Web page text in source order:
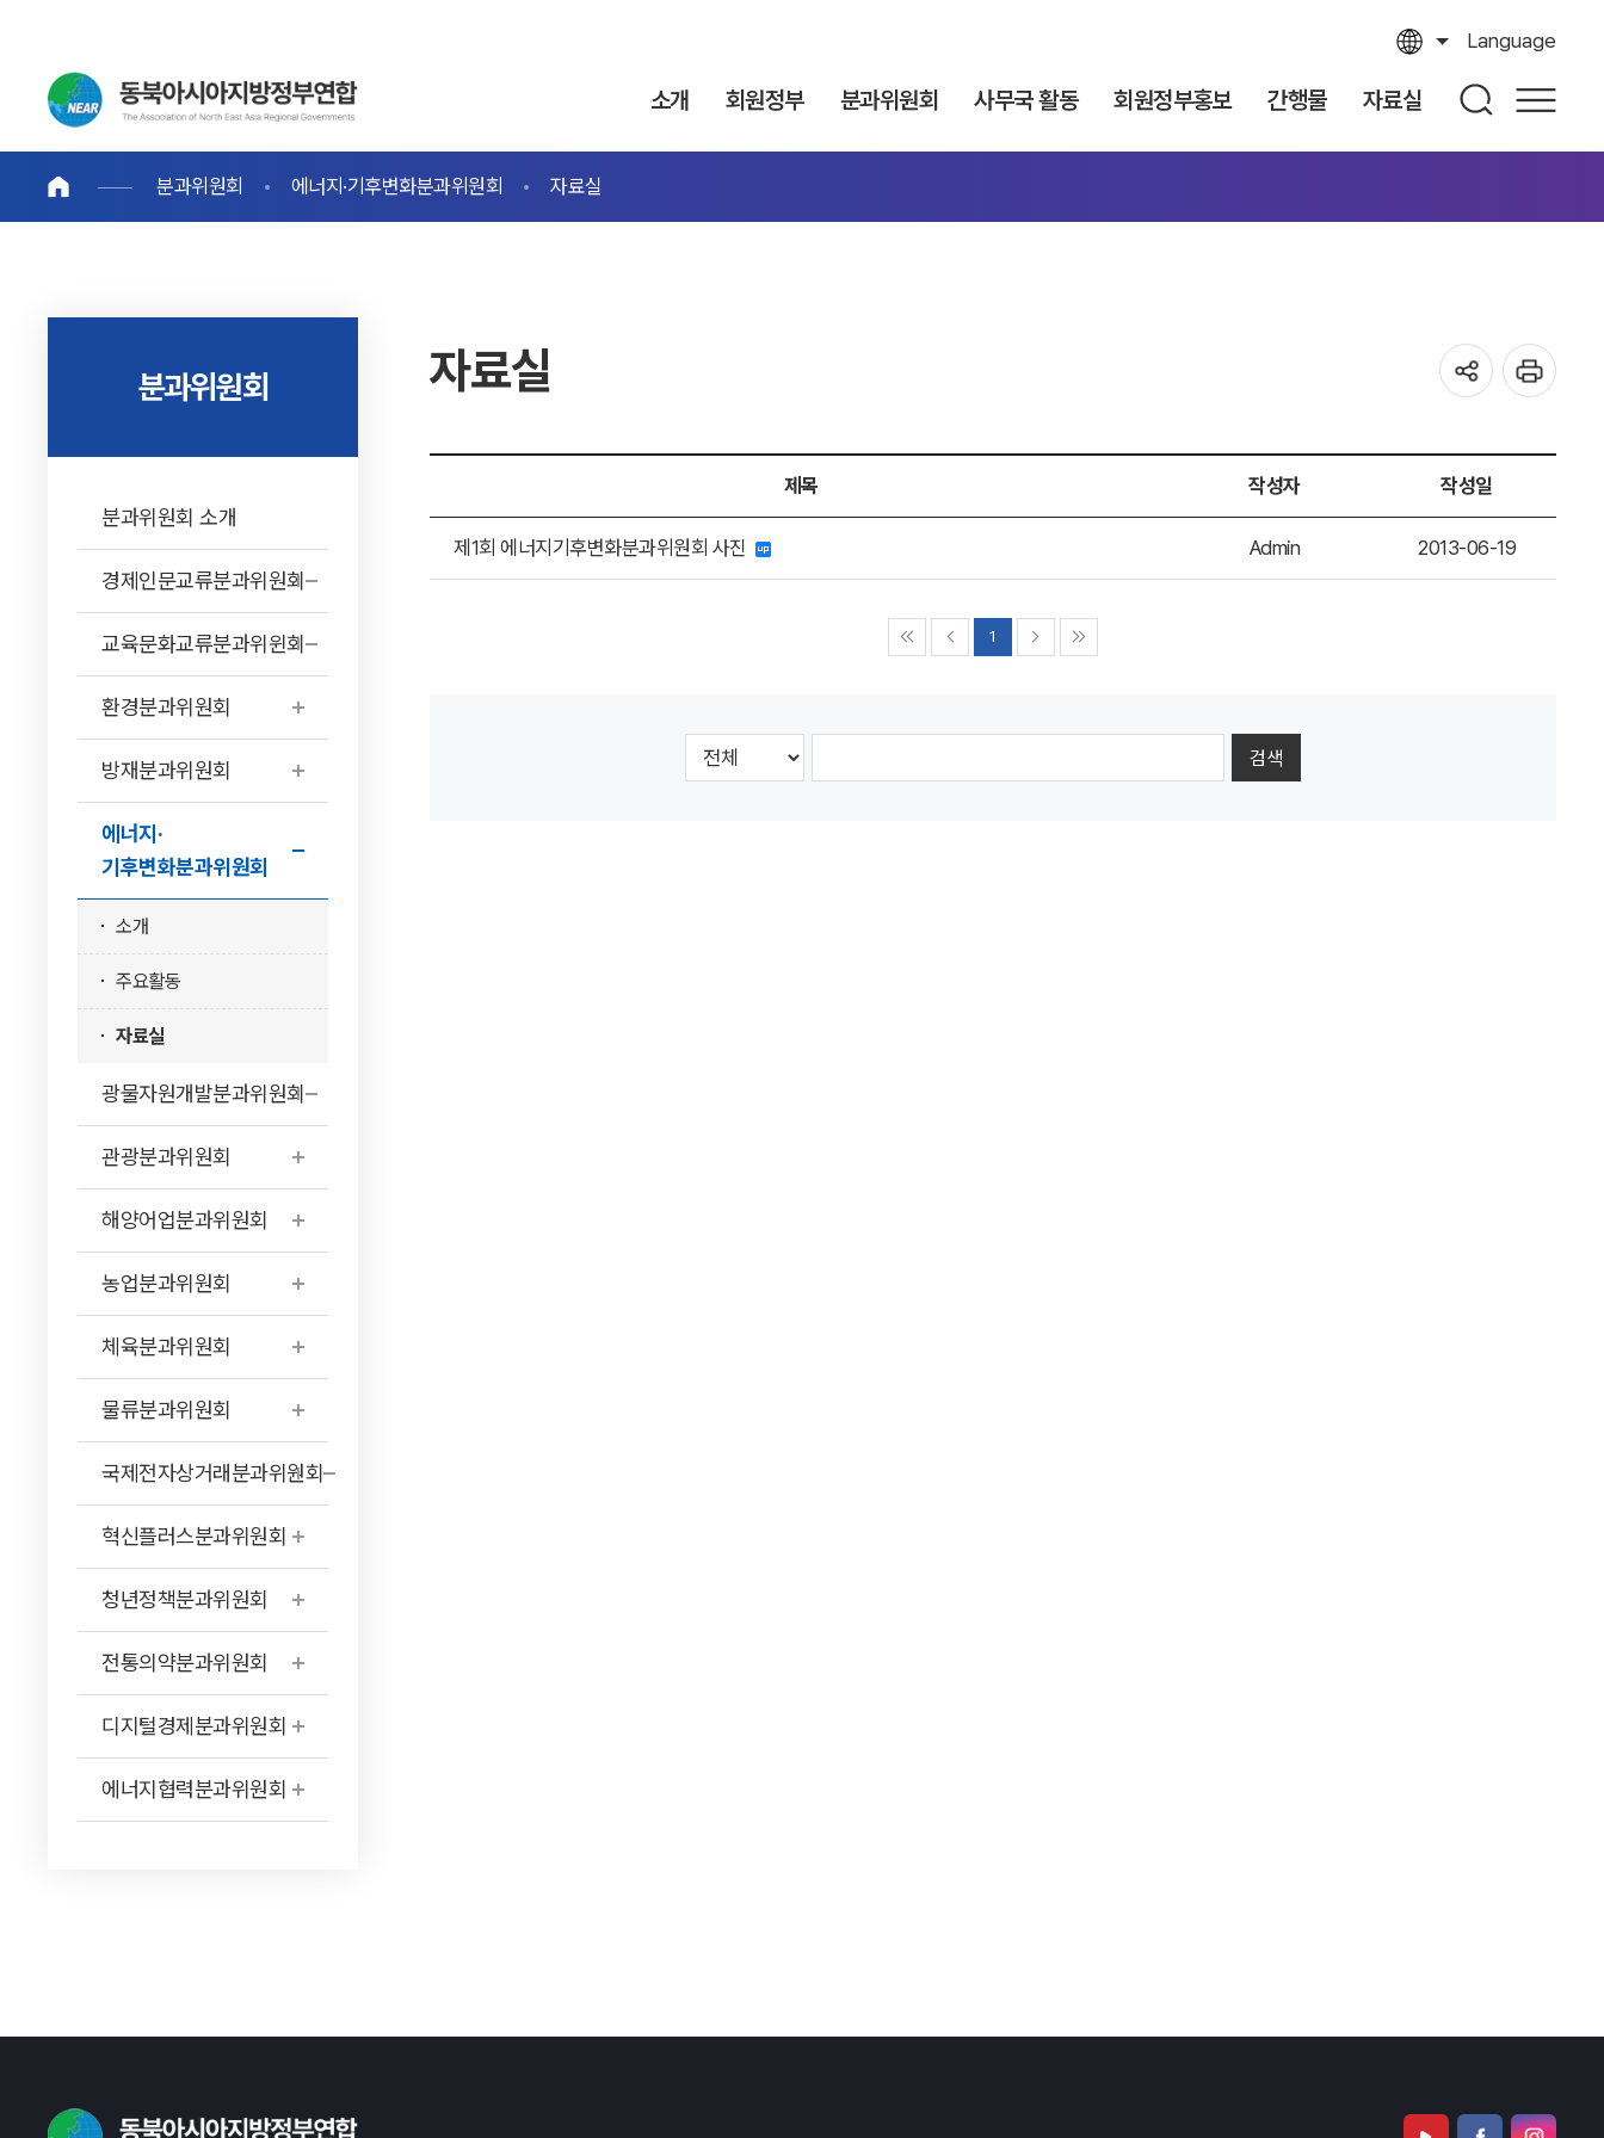
Language
소개 회원정부 분과위원회 사무국 활동 회원정부홍보 간행물 자료실
분과위원회 에너지·기후변화분과위원회 자료실
분과위원회
분과위원회 소개
경제인문교류분과위원회
교육문화교류분과위윈회
환경분과위원회
방재분과위원회
에너지·
기후변화분과위원회
소개
주요활동
자료실
광물자원개발분과위원회
관광분과위원회
해양어업분과위원회
농업분과위원회
체육분과위원회
물류분과위원회
국제전자상거래분과위원회
혁신플러스분과위원회
청년정책분과위원회
전통의약분과위원회
디지털경제분과위원회
에너지협력분과위원회
자료실
제목 작성자 작성일
제1회 에너지기후변화분과위원회 사진 Admin 2013-06-19
1
검색